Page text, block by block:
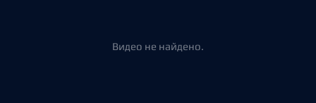
Видео не найдено.